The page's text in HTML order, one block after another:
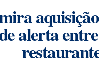
alerta